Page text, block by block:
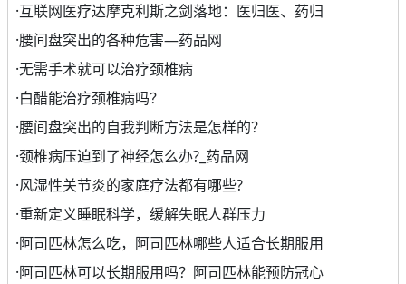
·互联网医疗达摩克利斯之剑落地：医归医、药归
·腰间盘突出的各种危害—药品网
·无需手术就可以治疗颈椎病
·白醋能治疗颈椎病吗？
·腰间盘突出的自我判断方法是怎样的？
·颈椎病压迫到了神经怎么办?_药品网
·风湿性关节炎的家庭疗法都有哪些?
·重新定义睡眠科学，缓解失眠人群压力
·阿司匹林怎么吃，阿司匹林哪些人适合长期服用
·阿司匹林可以长期服用吗？阿司匹林能预防冠心